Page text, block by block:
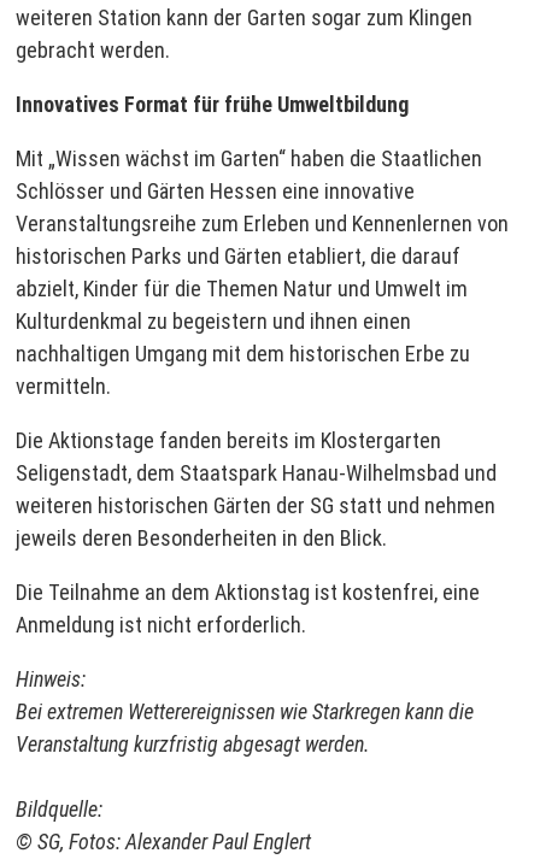
weiteren Station kann der Garten sogar zum Klingen
gebracht werden.
Innovatives Format für frühe Umweltbildung
Mit „Wissen wächst im Garten“ haben die Staatlichen
Schlösser und Gärten Hessen eine innovative
Veranstaltungsreihe zum Erleben und Kennenlernen von
historischen Parks und Gärten etabliert, die darauf
abzielt, Kinder für die Themen Natur und Umwelt im
Kulturdenkmal zu begeistern und ihnen einen
nachhaltigen Umgang mit dem historischen Erbe zu
vermitteln.
Die Aktionstage fanden bereits im Klostergarten
Seligenstadt, dem Staatspark Hanau-Wilhelmsbad und
weiteren historischen Gärten der SG statt und nehmen
jeweils deren Besonderheiten in den Blick.
Die Teilnahme an dem Aktionstag ist kostenfrei, eine
Anmeldung ist nicht erforderlich.
Hinweis:
Bei extremen Wetterereignissen wie Starkregen kann die
Veranstaltung kurzfristig abgesagt werden.
Bildquelle:
© SG, Fotos: Alexander PaulEnglert